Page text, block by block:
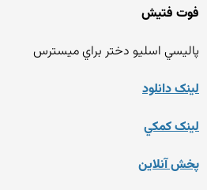
فوت فتيش
پاليسي اسليو دختر براي ميسترس
لينک دانلود
لينک کمکي
پخش آنلاين